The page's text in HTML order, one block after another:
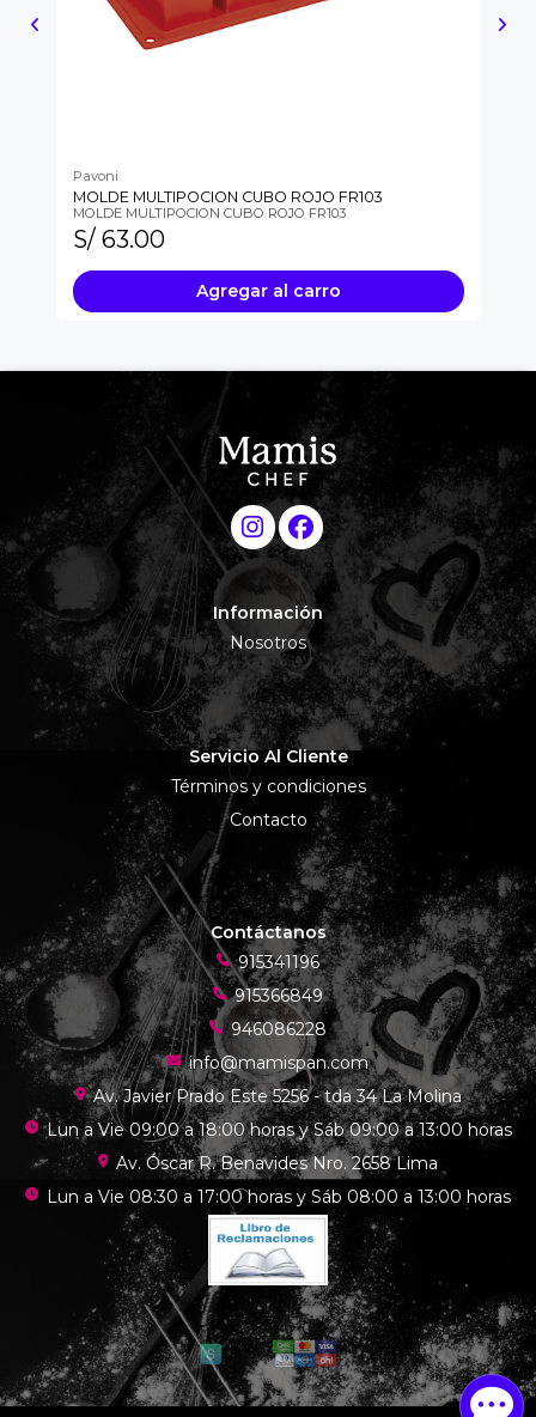
Pavoni
MOLDE MULTIPOCION CUBO ROJO FR103
MOLDE MULTIPOCION CUBO ROJO FR103
S/ 63.00
Agregar al carro
Información
Nosotros
Servicio Al Cliente
Términos y condiciones
Contacto
Contáctanos
915341196
915366849
946086228
info@mamispan.com
Av. Javier Prado Este 5256 - tda 34 La Molina
Lun a Vie 09:00 a 18:00 horas y Sáb 09:00 a 13:00 horas
Av. Óscar R. Benavides Nro. 2658 Lima
Lun a Vie 08:30 a 17:00 horas y Sáb 08:00 a 13:00 horas